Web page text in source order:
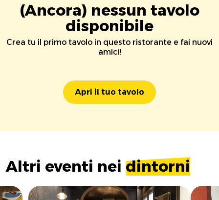
(Ancora) nessun tavolo
disponibile
Crea tu il primo tavolo in questo ristorante e fai nuovi
amici!
Apri il tuo tavolo
Altri eventi nei dintorni